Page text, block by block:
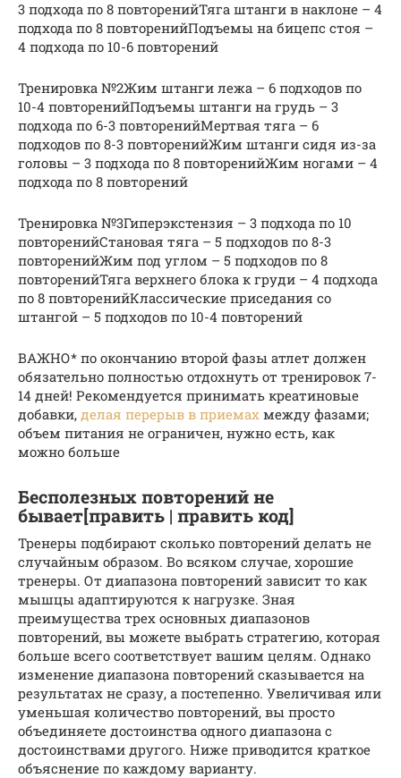
3 подхода по 8 повторенийТяга штанги в наклоне – 4
подхода по 8 повторенийПодъемы на бицепс стоя –
4 подхода по 10-6 повторений
Тренировка №2Жим штанги лежа – 6 подходов по
10-4 повторенийПодъемы штанги на грудь – 3
подхода по 6-3 повторенийМертвая тяга – 6
подходов по 8-3 повторенийЖим штанги сидя из-за
головы – 3 подхода по 8 повторенийЖим ногами – 4
подхода по 8 повторений
Тренировка №3Гиперэкстензия – 3 подхода по 10
повторенийСтановая тяга – 5 подходов по 8-3
повторенийЖим под углом – 5 подходов по 8
повторенийТяга верхнего блока к груди – 4 подхода
по 8 повторенийКлассические приседания со
штангой – 5 подходов по 10-4 повторений
ВАЖНО* по окончанию второй фазы атлет должен
обязательно полностью отдохнуть от тренировок 7-
14 дней! Рекомендуется принимать креатиновые
добавки, делая перерыв в приемах между фазами;
объем питания не ограничен, нужно есть, как
можно больше
Бесполезных повторений не
бывает[править | править код]
Тренеры подбирают сколько повторений делать не
случайным образом. Во всяком случае, хорошие
тренеры. От диапазона повторений зависит то как
мышцы адаптируются к нагрузке. Зная
преимущества трех основных диапазонов
повторений, вы можете выбрать стратегию, которая
больше всего соответствует вашим целям. Однако
изменение диапазона повторений сказывается на
результатах не сразу, а постепенно. Увеличивая или
уменьшая количество повторений, вы просто
объединяете достоинства одного диапазона с
достоинствами другого. Ниже приводится краткое
объяснение по каждому варианту.